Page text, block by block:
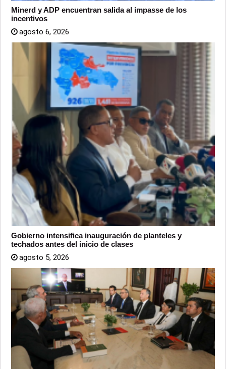
Minerd y ADP encuentran salida al impasse de los
incentivos
agosto 6, 2026
Gobierno intensifica inauguración de planteles y
techados antes del inicio de clases
agosto 5, 2026